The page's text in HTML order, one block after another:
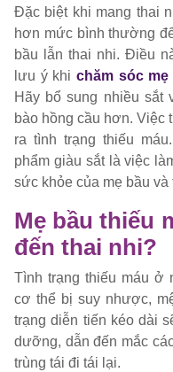
Đặc biệt khi mang thai
hơn mức bình thường
bầu lẫn thai nhi. Điều
lưu ý khi chăm sóc mẹ
Hãy bổ sung nhiều sắt
bào hồng cầu hơn. Việc
ra tình trạng thiếu
phẩm giàu sắt là việc
sức khỏe của mẹ bầu và
Mẹ bầu thiếu
đến thai nhi?
Tình trạng thiếu máu ở
cơ thể bị suy nhược,
trạng diễn tiến kéo dài
dưỡng, dẫn đến mắc
trùng tái đi tái lại.